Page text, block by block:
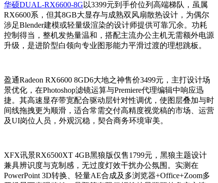
华硕DUAL-RX6600-8G 以3399元到手价位列高端梯队，虽属
RX6600系，但其8GB大显存与成熟双风扇散热设计，为偶尔
涉足Blender建模或轻量级渲染的设计师提供可靠冗余。功耗
控制得当，整机发热量温和，搭配主流办公主机无需额外电源
升级，是进阶型白领向专业图形能力平滑过渡的理想跳板。
盈通Radeon RX6600 8GD6大地之神售价3499元，主打设计场
景优化，在Photoshop滤镜运算与Premiere代理编辑中响应迅
捷。其高速显存带宽配合驱动层针对性调优，使图层叠加与时
间线拖拽更为顺滑，适合常需交付高精度视觉稿的市场、运营
及UI岗位人员，外观沉稳，契合商务环境审美。
XFX讯景RX6500XT 4GB黑狼版仅售1799元，黑狼主题设计
兼具辨识度与克制感，无过度灯效干扰办公氛围。实测在
PowerPoint 3D转换、轻量AE合成及多浏览器+Office+Zoom多